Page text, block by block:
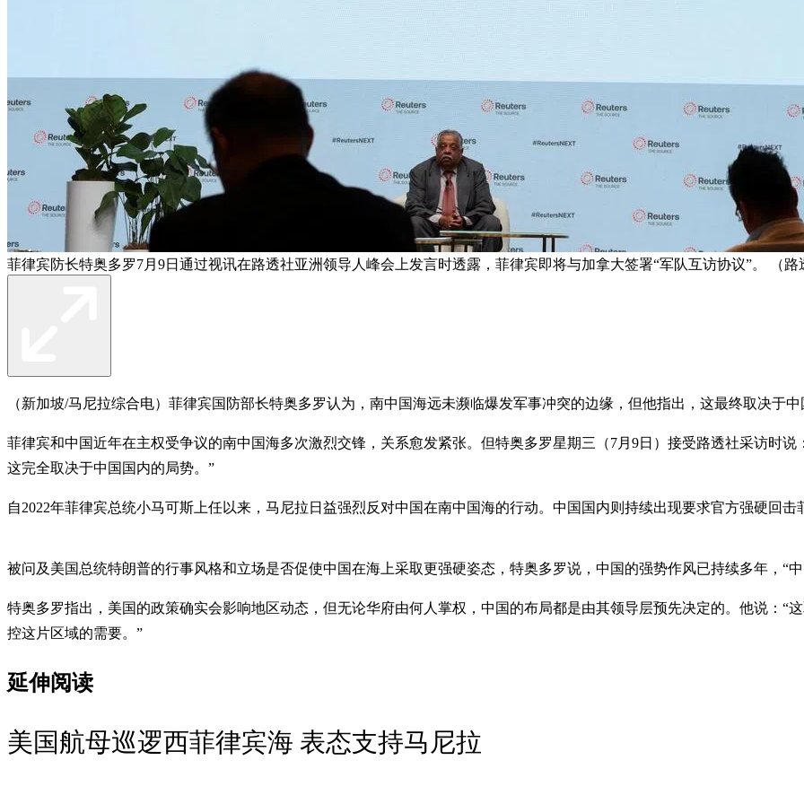
菲律宾防长特奥多罗7月9日通过视讯在路透社亚洲领导人峰会上发言时透露，菲律宾即将与加拿大签署“军队互访协议”。 （路
（新加坡/马尼拉综合电）菲律宾国防部长特奥多罗认为，南中国海远未濒临爆发军事冲突的边缘，但他指出，这最终取决于中
菲律宾和中国近年在主权受争议的南中国海多次激烈交锋，关系愈发紧张。但特奥多罗星期三（7月9日）接受路透社采访时
这完全取决于中国国内的局势。”
自2022年菲律宾总统小马可斯上任以来，马尼拉日益强烈反对中国在南中国海的行动。中国国内则持续出现要求官方强硬回击
被问及美国总统特朗普的行事风格和立场是否促使中国在海上采取更强硬姿态，特奥多罗说，中国的强势作风已持续多年，“
特奥多罗指出，美国的政策确实会影响地区动态，但无论华府由何人掌权，中国的布局都是由其领导层预先决定的。他说：“
控这片区域的需要。”
延伸阅读
美国航母巡逻西菲律宾海 表态支持马尼拉